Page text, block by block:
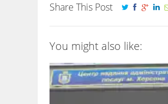
Share This Post
You might also like: